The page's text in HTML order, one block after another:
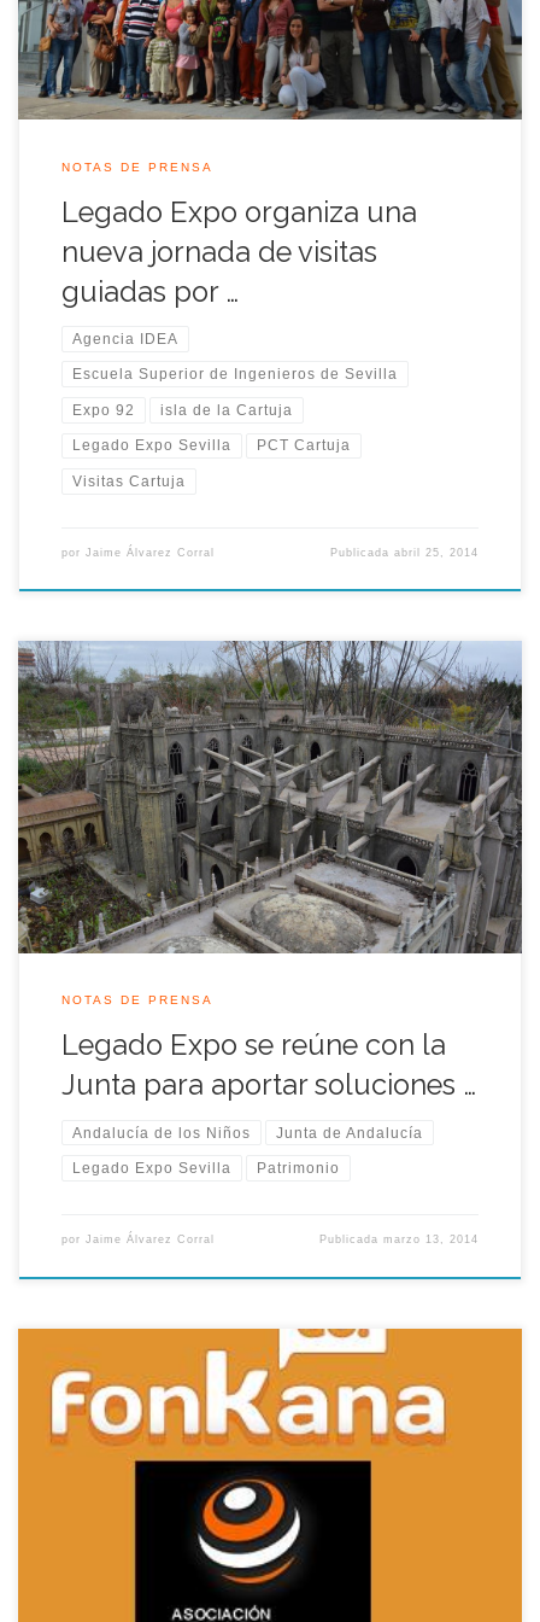
cambios que […]
NOTAS DE PRENSA
Legado Expo organiza una
nueva jornada de visitas
guiadas por …
Agencia IDEA
Escuela Superior de Ingenieros de Sevilla
Expo 92 isla de la Cartuja
Legado Expo Sevilla PCT Cartuja
Visitas Cartuja
por Jaime Álvarez Corral Publicadaabril 25, 2014
El director de Patrimonio de la Junta de Andalucía, Antonio
Miguel Cervera, se ha reunido hoy en la sede de la Consejería
de Hacienda con representantes de la asociación Legado
Expo Sevilla para valorar el estado del parque de maquetas
Andalucía de los Niños y conocer las propuestas de este […]
NOTAS DE PRENSA
Legado Expo se reúne con la
Junta para aportar soluciones …
Andalucía de los Niños Junta de Andalucía
Legado Expo Sevilla Patrimonio
por Jaime Álvarez Corral Publicadamarzo 13, 2014
«La Asociación Legado Expo Sevilla y la startup sevillana
Fonkana colaboran para organizar la primera gymkana móvil
de Sevilla el próximo sábado 29 de marzo (11h00)«.
Consistirá en una ginkana dedicada a recordar la Expo 92 con
enigmas y pruebas que se podrán resolver íntegramente
desde smartphone iPhone, […]